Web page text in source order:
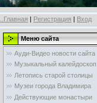
..Главная | Регистрация | Вход
Меню сайта
Ауди-Видео новости сайта
Музыкальный калейдоскоп
Летопись старой столицы
Музеи города Владимира
Действующие монастыри